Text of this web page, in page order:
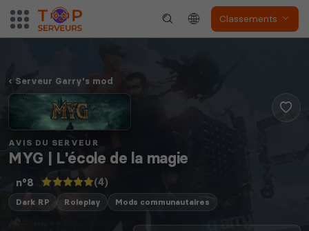
Classements
Serveur Garry's mod
AVIS DU SERVEUR
MYG | L'école de la magie
n°8 (4)
Dark RP Roleplay Mods communautaires